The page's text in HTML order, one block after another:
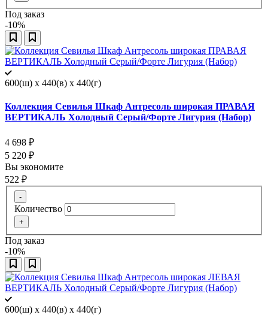
Под заказ
-10%
600(ш) x 440(в) x 440(г)
Коллекция Севилья Шкаф Антресоль широкая ПРАВАЯ
ВЕРТИКАЛЬ Холодный Серый/Форте Лигурия (Набор)
4 698 ₽
5 220 ₽
Вы экономите
522 ₽
-
Количество
+
Под заказ
-10%
600(ш) x 440(в) x 440(г)